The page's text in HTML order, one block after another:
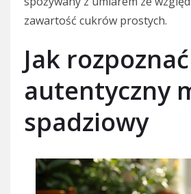
zawartość cukrów prostych.
Jak rozpoznać
autentyczny
spadziowy